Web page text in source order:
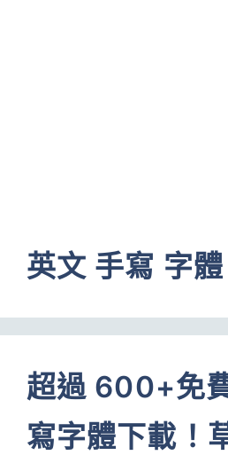
英文 手寫 字體
超過 600+免
寫字體下載！